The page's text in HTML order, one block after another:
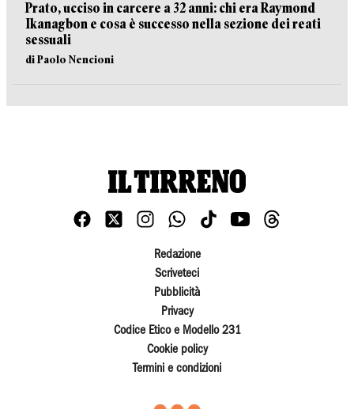
Prato, ucciso in carcere a 32 anni: chi era Raymond
Ikanagbon e cosa è successo nella sezione dei reati
sessuali
di Paolo Nencioni
Redazione
Scriveteci
Pubblicità
Privacy
Codice Etico e Modello 231
Cookie policy
Termini e condizioni